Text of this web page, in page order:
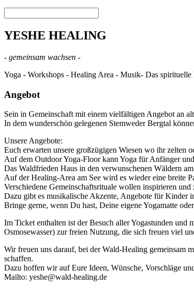
YESHE HEALING
- gemeinsam wachsen -
Yoga - Workshops - Healing Area - Musik- Das
Angebot
Sein in Gemeinschaft mit einem vielfältigen Angebot an
In dem wunderschön gelegenen Stemweder Bergtal
Unsere Angebote:
Euch erwarten unsere großzügigen Wiesen wo ihr zelten
Auf dem Outdoor Yoga-Floor kann Yoga für Anfänger
Das Waldfrieden Haus in den verwunschenen Wäldern
Auf der Healing-Area am See wird es wieder eine breite
Verschiedene Gemeinschaftsrituale wollen inspirieren
Dazu gibt es musikalische Akzente, Angebote für Kinder
Bringe gerne, wenn Du hast, Deine eigene Yogamatte
Im Ticket enthalten ist der Besuch aller Yogastunden und
Osmosewasser) zur freien Nutzung, die sich freuen viel
Wir freuen uns darauf, bei der Wald-Healing gemeinsam
schaffen.
Dazu hoffen wir auf Eure Ideen, Wünsche, Vorschläge
Mailto: yeshe@wald-healing.de